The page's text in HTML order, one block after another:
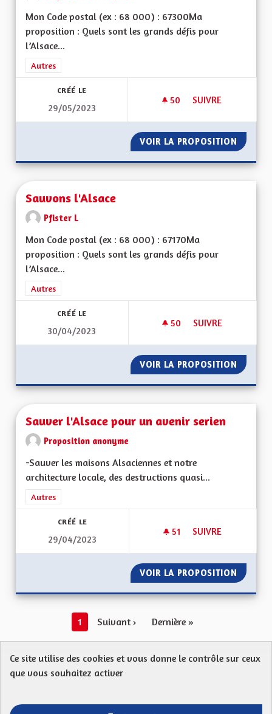
Mon Code postal (ex : 68 000) : 67300Ma
proposition : Quels sont les grands défis pour
l’Alsace...
Filtrer les résultats de la catégorie : Autres
Autres
CRÉÉ LE
29/05/2023
50 50 ABONNÉS
SUIVRE
VOIR LA PROPOSITION
Sauvons l'Alsace
Pfister L
Mon Code postal (ex : 68 000) : 67170Ma
proposition : Quels sont les grands défis pour
l’Alsace...
Filtrer les résultats de la catégorie : Autres
Autres
CRÉÉ LE
30/04/2023
50 50 ABONNÉS
SUIVRE
VOIR LA PROPOSITION
Sauver l'Alsace pour un avenir serien
Proposition anonyme
-Sauver les maisons Alsaciennes et notre
architecture locale, des destructions quasi...
Filtrer les résultats de la catégorie : Autres
Autres
CRÉÉ LE
29/04/2023
51 51 ABONNÉS
SUIVRE
VOIR LA PROPOSITION
1 Suivant › Dernière »
Mentions légales
FAQ
CGU
Ce site utilise des cookies et vous donne le contrôle sur ceux
que vous souhaitez activer